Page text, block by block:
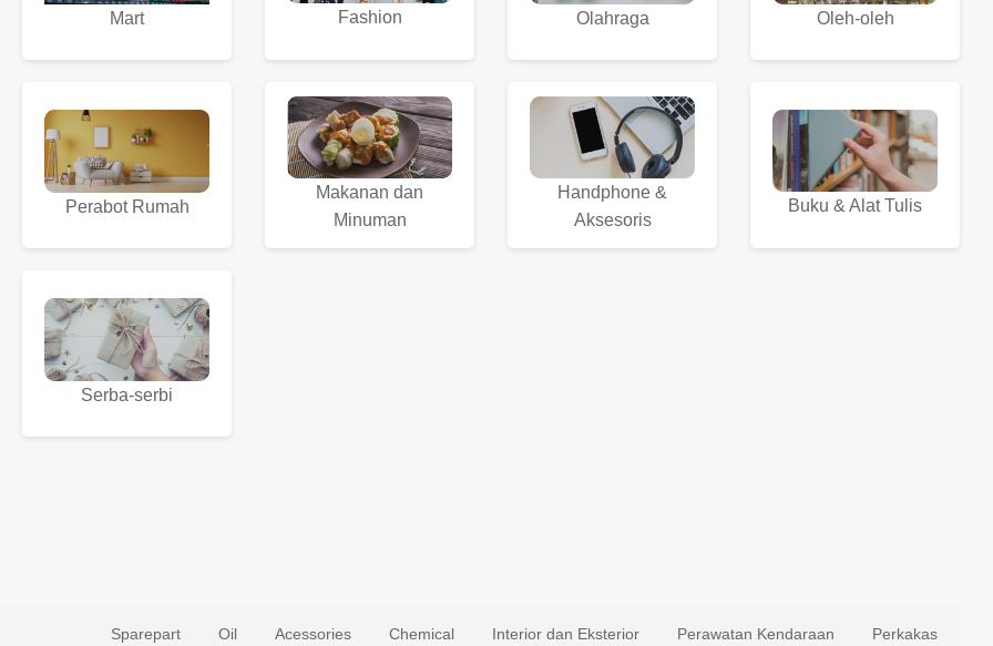
Mart Fashion Olahraga Oleh-oleh
Perabot Rumah
Makanan dan
Minuman
Handphone &
Aksesoris
Buku & Alat Tulis
Serba-serbi
Sparepart Oil Acessories Chemical Interior dan Eksterior Perawatan Kendaraan Perkakas